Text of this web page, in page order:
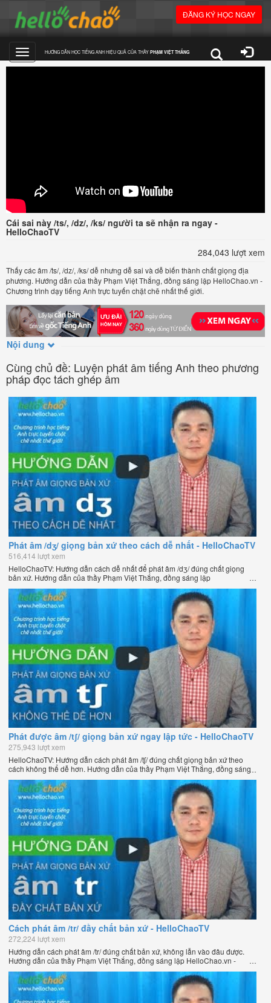
ĐĂNG KÝ HỌC NGAY
Toggle
HƯỚNG DẪN HỌC TIẾNG ANH HIỆU QUẢ CỦA THẦY PHẠM VIỆT THẮNG
Cái sai này /ts/, /dz/, /ks/ người ta sẽ nhận ra ngay -
HelloChaoTV
284,043 lượt xem
Thấy các âm /ts/, /dz/, /ks/ dễ nhưng dễ sai và dễ biến thành chất giọng địa
phương. Hướng dẫn của thầy Phạm Việt Thắng, đồng sáng lập HelloChao.vn -
Chương trình dạy tiếng Anh trực tuyến chặt chẽ nhất thế giới.
Nội dung
Cùng chủ đề: Luyện phát âm tiếng Anh theo phương
pháp đọc tách ghép âm
Phát âm /dʒ/ giọng bản xứ theo cách dễ nhất - HelloChaoTV
516,414 lượt xem
HelloChaoTV: Hướng dẫn cách dễ nhất để phát âm /dʒ/ đúng chất giọng
bản xứ. Hướng dẫn của thầy Phạm Việt Thắng, đồng sáng lập
HelloChao.vn - Chương trình dạy tiếng Anh trực tuyến chặt chẽ nhất thế
giới.
Phát được âm /tʃ/ giọng bản xứ ngay lập tức - HelloChaoTV
275,943 lượt xem
HelloChaoTV: Hướng dẫn cách phát âm /tʃ/ đúng chất giọng bản xứ theo
cách không thể dễ hơn. Hướng dẫn của thầy Phạm Việt Thắng, đồng sáng
lập HelloChao.vn - Chương trình dạy tiếng Anh trực tuyến chặt chẽ nhất
thế giới.
Cách phát âm /tr/ đầy chất bản xứ - HelloChaoTV
272,224 lượt xem
Hướng dẫn cách phát âm /tr/ đúng chất bản xứ, không lẫn vào đâu được.
Hướng dẫn của thầy Phạm Việt Thắng, đồng sáng lập HelloChao.vn -
Chương trình dạy tiếng Anh trực tuyến chặt chẽ nhất thế giới.